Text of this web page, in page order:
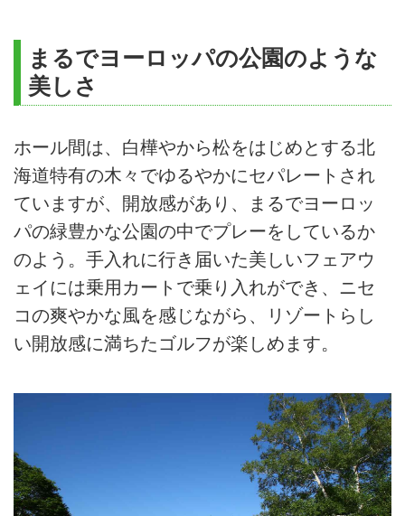
まるでヨーロッパの公園のような
美しさ
ホール間は、白樺やから松をはじめとする北
海道特有の木々でゆるやかにセパレートされ
ていますが、開放感があり、まるでヨーロッ
パの緑豊かな公園の中でプレーをしているか
のよう。手入れに行き届いた美しいフェアウ
ェイには乗用カートで乗り入れができ、ニセ
コの爽やかな風を感じながら、リゾートらし
い開放感に満ちたゴルフが楽しめます。